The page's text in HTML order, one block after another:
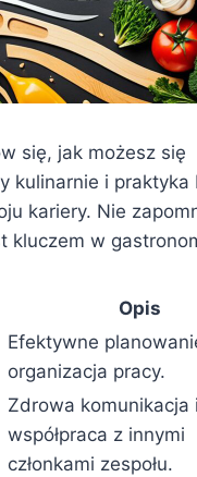
się, jak możesz się
kulinarnie i praktyka
kariery. Nie
kluczem w
Opis
Efektywne
organizacja pracy.
Zdrowa komunikacja i
współpraca z innymi
członkami zespołu.